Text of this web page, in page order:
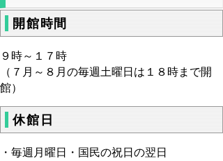
開館時間
９時～１７時
（７月～８月の毎週土曜日は１８時まで開
館）
休館日
・毎週月曜日・国民の祝日の翌日